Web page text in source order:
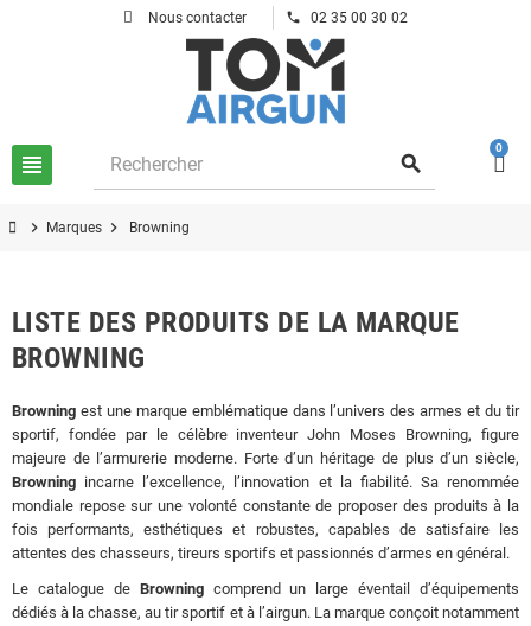
Nous contacter phone 02 35 00 30 02
view_headline search
0
chevron_right Marques chevron_right Browning
LISTE DES PRODUITS DE LA MARQUE
BROWNING
Browning est une marque emblématique dans l’univers des armes et du tir
sportif, fondée par le célèbre inventeur John Moses Browning, figure
majeure de l’armurerie moderne. Forte d’un héritage de plus d’un siècle,
Browning incarne l’excellence, l’innovation et la fiabilité. Sa renommée
mondiale repose sur une volonté constante de proposer des produits à la
fois performants, esthétiques et robustes, capables de satisfaire les
attentes des chasseurs, tireurs sportifs et passionnés d’armes en général.
Le catalogue de Browningcomprend un large éventail d’équipements
dédiés à la chasse, au tir sportif et à l’airgun. La marque conçoit notamment